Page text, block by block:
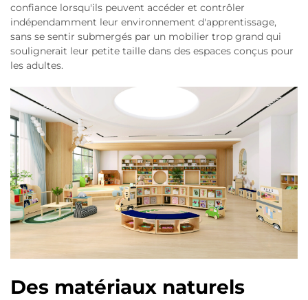
confiance lorsqu'ils peuvent accéder et contrôler
indépendamment leur environnement d'apprentissage,
sans se sentir submergés par un mobilier trop grand qui
soulignerait leur petite taille dans des espaces conçus pour
les adultes.
Des matériaux naturels